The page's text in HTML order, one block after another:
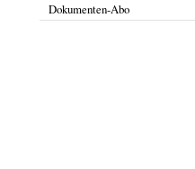
Dokumenten-Abo